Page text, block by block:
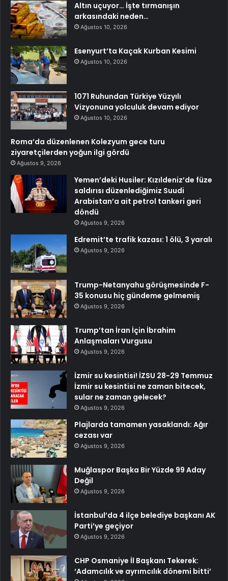
Altın uçuyor… İşte tırmanışın
arkasındaki neden…
Ağustos 10, 2026
Esenyurt’ta Kaçak Kurban Kesimi
Ağustos 10, 2026
1071 Ruhundan Türkiye Yüzyılı
Vizyonuna yolculuk devam ediyor
Ağustos 10, 2026
Roma’da düzenlenen Kolezyum gece turu
ziyaretçilerden yoğun ilgi gördü
Ağustos 9, 2026
Yemen’deki Husiler: Kızıldeniz’de füze
saldırısı düzenlediğimiz Suudi
Arabistan’a ait petrol tankeri geri
döndü
Ağustos 9, 2026
Edremit’te trafik kazası: 1 ölü, 3 yaralı
Ağustos 9, 2026
Trump-Netanyahu görüşmesinde F-
35 konusu hiç gündeme gelmemiş
Ağustos 9, 2026
Trump’tan İran İçin İbrahim
Anlaşmaları Vurgusu
Ağustos 9, 2026
İzmir su kesintisi! İZSU 28-29 Temmuz
İzmir su kesintisi ne zaman bitecek,
sular ne zaman gelecek?
Ağustos 9, 2026
Plajlarda tamamen yasaklandı: Ağır
cezası var
Ağustos 9, 2026
Muğlaspor Başka Bir Yüzde 99 Aday
Değil
Ağustos 9, 2026
İstanbul’da 4 ilçe belediye başkanı AK
Parti’ye geçiyor
Ağustos 9, 2026
CHP Osmaniye İl Başkanı Tekerek:
‘Adamcılık ve ayrımcılık dönemi bitti’